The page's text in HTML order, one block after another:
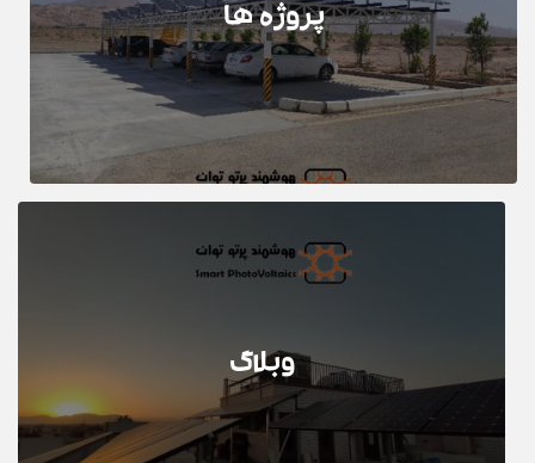
پروژه ها
وبلاگ